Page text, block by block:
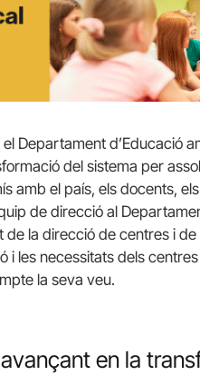
Departament d’Educació
del sistema per
amb el país, els docents,
de direcció al
la direcció de centres i
i les necessitats dels
la seva veu.
en la